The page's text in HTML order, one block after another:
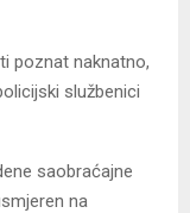
poznat naknatno,
službenici
saobraćajne
na